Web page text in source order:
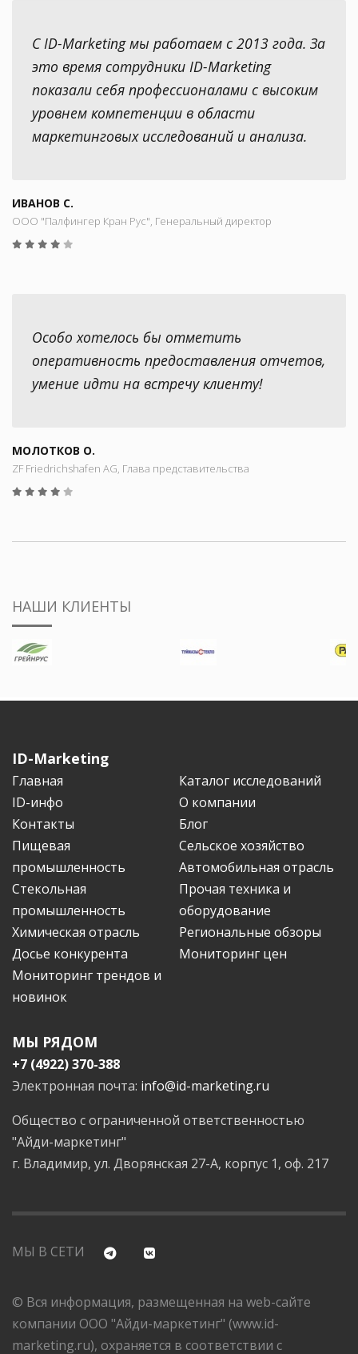
С ID-Marketing мы работаем с 2013 года. За
это время сотрудники ID-Marketing
показали себя профессионалами с высоким
уровнем компетенции в области
маркетинговых исследований и анализа.
ИВАНОВ С.
ООО "Палфингер Кран Рус", Генеральный директор
Особо хотелось бы отметить
оперативность предоставления отчетов,
умение идти на встречу клиенту!
МОЛОТКОВ О.
ZF Friedrichshafen AG, Глава представительства
НАШИ КЛИЕНТЫ
ID-Marketing
Главная
Каталог исследований
ID-инфо
О компании
Контакты
Блог
Пищевая
промышленность
Сельское хозяйство
Автомобильная отрасль
Стекольная
промышленность
Прочая техника и
оборудование
Химическая отрасль
Региональные обзоры
Досье конкурента
Мониторинг цен
Мониторинг трендов и
новинок
МЫ РЯДОМ
+7 (4922) 370-388
Электронная почта: info@id-marketing.ru
Общество с ограниченной ответственностью
"Айди-маркетинг"
г. Владимир, ул. Дворянская 27-А, корпус 1, оф. 217
МЫ В СЕТИ
© Вся информация, размещенная на web-сайте
компании ООО "Айди-маркетинг" (www.id-
marketing.ru), охраняется в соответствии с